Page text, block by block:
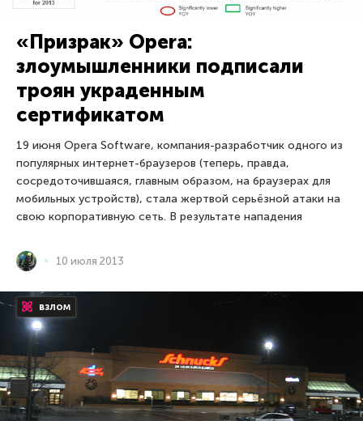
«Призрак» Opera:
злоумышленники подписали
троян украденным
сертификатом
19 июня Opera Software, компания-разработчик одного из
популярных интернет-браузеров (теперь, правда,
сосредоточившаяся, главным образом, на браузерах для
мобильных устройств), стала жертвой серьёзной атаки на
свою корпоративную сеть. В результате нападения
10 июля 2013
взлом